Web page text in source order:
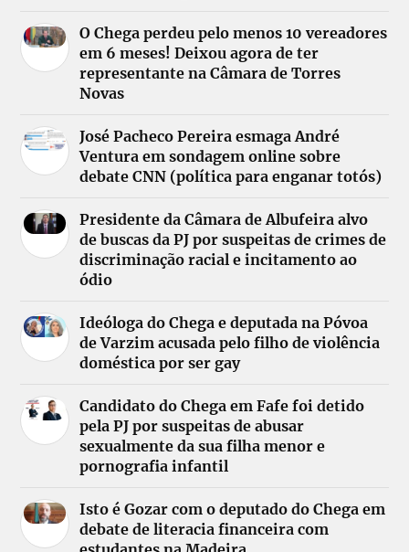
O Chega perdeu pelo menos 10 vereadores
em 6 meses! Deixou agora de ter
representante na Câmara de Torres
Novas
José Pacheco Pereira esmaga André
Ventura em sondagem online sobre
debate CNN (política para enganar totós)
Presidente da Câmara de Albufeira alvo
de buscas da PJ por suspeitas de crimes de
discriminação racial e incitamento ao
ódio
Ideóloga do Chega e deputada na Póvoa
de Varzim acusada pelo filho de violência
doméstica por ser gay
Candidato do Chega em Fafe foi detido
pela PJ por suspeitas de abusar
sexualmente da sua filha menor e
pornografia infantil
Isto é Gozar com o deputado do Chega em
debate de literacia financeira com